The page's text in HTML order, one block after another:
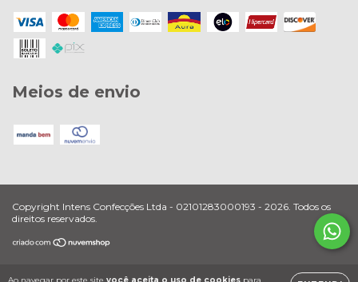
Ao navegar por este site você aceita o uso de cookies para
Meios de envio
Copyright Intens Confecções Ltda - 02101283000193 - 2026. Todos os
direitos reservados.